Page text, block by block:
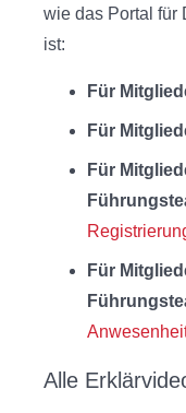
wie das Portal für
ist:
Für
Für
Für
Für
Alle